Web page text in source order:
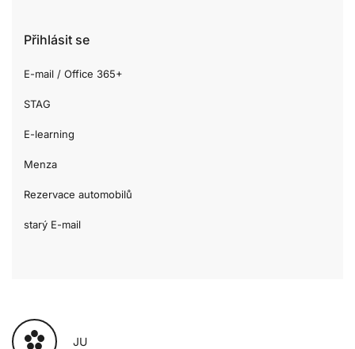
Přihlásit se
E-mail / Office 365+
STAG
E-learning
Menza
Rezervace automobilů
starý E-mail
JU